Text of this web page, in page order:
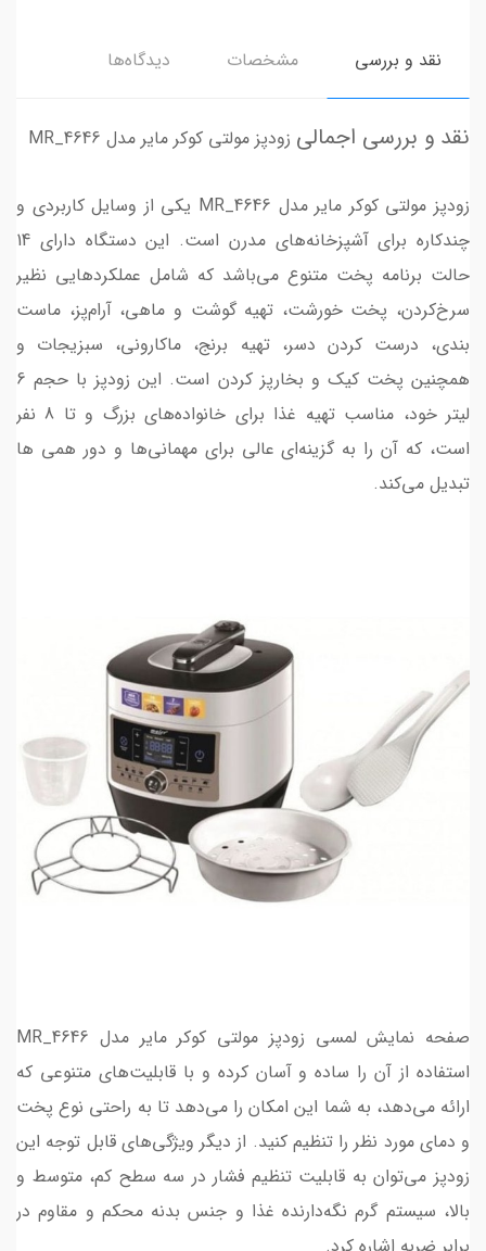
نقد و بررسی مشخصات دیدگاه‌ها
نقد و بررسی اجمالی زودپز مولتی کوکر مایر مدل MR_4646
زودپز مولتی کوکر مایر مدل MR_4646 یکی از وسایل کاربردی و
چندکاره برای آشپزخانه‌های مدرن است. این دستگاه دارای 14
حالت برنامه پخت متنوع می‌باشد که شامل عملکردهایی نظیر
سرخ‌کردن، پخت خورشت، تهیه گوشت و ماهی، آرام‌پز، ماست
بندی، درست کردن دسر، تهیه برنج، ماکارونی، سبزیجات و
همچنین پخت کیک و بخارپز کردن است. این زودپز با حجم 6
لیتر خود، مناسب تهیه غذا برای خانواده‌های بزرگ و تا 8 نفر
است، که آن را به گزینه‌ای عالی برای مهمانی‌ها و دور همی ها
تبدیل می‌کند.
صفحه نمایش لمسی زودپز مولتی کوکر مایر مدل MR_4646
استفاده از آن را ساده و آسان کرده و با قابلیت‌های متنوعی که
ارائه می‌دهد، به شما این امکان را می‌دهد تا به راحتی نوع پخت
و دمای مورد نظر را تنظیم کنید. از دیگر ویژگی‌های قابل توجه این
زودپز می‌توان به قابلیت تنظیم فشار در سه سطح کم، متوسط و
بالا، سیستم گرم نگه‌دارنده غذا و جنس بدنه محکم و مقاوم در